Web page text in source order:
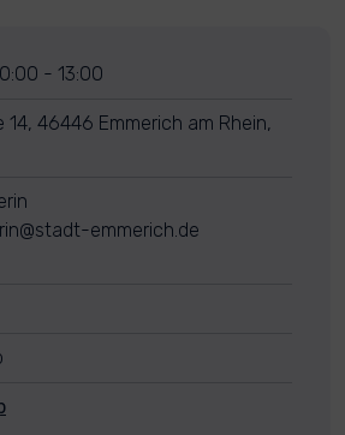
- 13:00
14, 46446 Emmerich am Rhein,
emmerich.de